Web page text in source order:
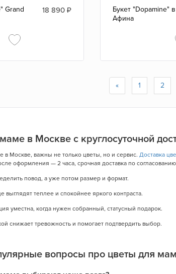
Grand
18 890₽
Букет "Dopamine"
Афина
« 1 2
в Москве с круглосуточной
в Москве, важны не только цветы, но и сервис. Доставка
оформления — 2 часа, срочная доставка по
повод, а уже потом размер и формат.
выглядят теплее и спокойнее яркого контраста.
уместна, когда нужен собранный, статусный подарок.
снижает тревожность и помогает подтвердить выбор.
вопросы про цветы для